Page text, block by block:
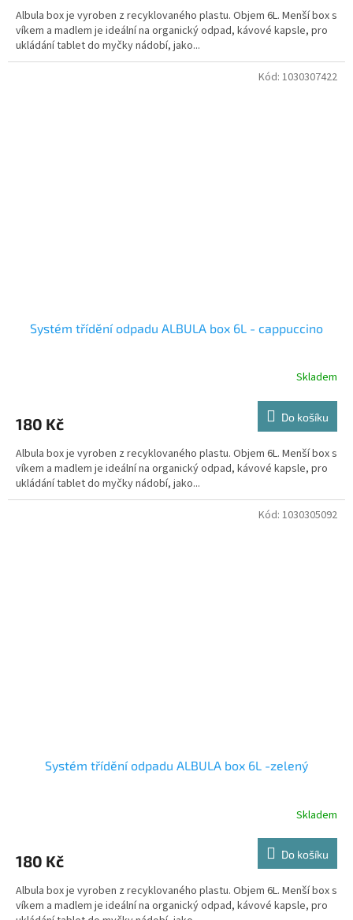
Albula box je vyroben z recyklovaného plastu. Objem 6L. Menší box s
víkem a madlem je ideální na organický odpad, kávové kapsle, pro
ukládání tablet do myčky nádobí, jako...
Systém třídění odpadu ALBULA box 6L - cappuccino
Skladem
180 Kč Do košíku
Albula box je vyroben z recyklovaného plastu. Objem 6L. Menší box s
víkem a madlem je ideální na organický odpad, kávové kapsle, pro
ukládání tablet do myčky nádobí, jako...
Kód: 1030307422
Systém třídění odpadu ALBULA box 6L -zelený
Skladem
180 Kč Do košíku
Albula box je vyroben z recyklovaného plastu. Objem 6L. Menší box s
víkem a madlem je ideální na organický odpad, kávové kapsle, pro
Kód: 1030305092